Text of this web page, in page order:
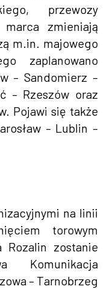
przewozy
zmieniają
m.in. majowego
zaplanowano
– Sandomierz –
– Rzeszów oraz
Pojawi się także
– Lublin –
na linii
torowym
Rozalin zostanie
Komunikacja
– Tarnobrzeg